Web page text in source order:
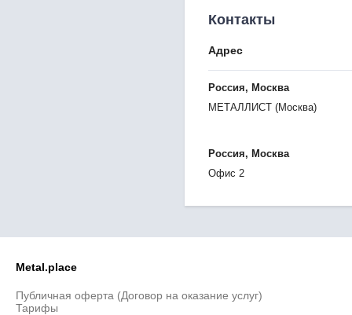
Контакты
Адрес
Россия, Москва
МЕТАЛЛИСТ (Москва)
Россия, Москва
Офис 2
Metal.place
Публичная оферта (Договор на оказание услуг)
Тарифы